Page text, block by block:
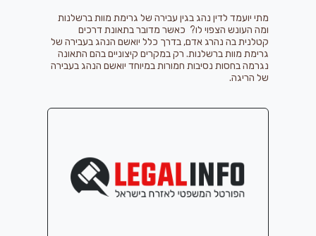
מתי יועמד לדין נהג בגין עבירה של גרימת מוות ברשלנות
ומה העונש הצפוי לו? כאשר מדוברבתאונת דרכים
קטלנית בה נהרג אדם, בדרך כלל יואשם הנהג בעבירה של
גרימת מוות ברשלנות. רק במקרים קיצוניים בהם התאונה
נגרמה בחסות נסיבות חמורות במיוחד יואשם הנהג בעבירה
של הריגה.